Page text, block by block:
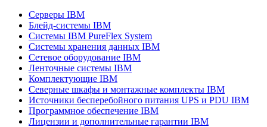
Серверы IBM
Блейд-системы IBM
Системы IBM PureFlex System
Системы хранения данных IBM
Сетевое оборудование IBM
Ленточные системы IBM
Комплектующие IBM
Северные шкафы и монтажные комплекты IBM
Источники бесперебойного питания UPS и PDU IBM
Программное обеспечение IBM
Лицензии и дополнительные гарантии IBM